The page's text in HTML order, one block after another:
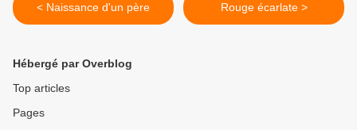
< Naissance d'un père Rouge écarlate >
Hébergé par Overblog
Top articles
Pages